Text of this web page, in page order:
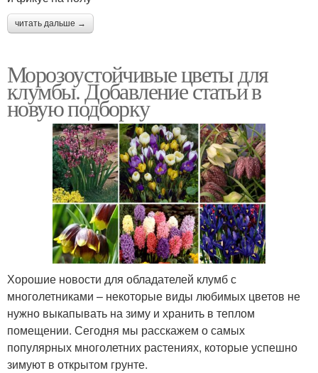
читать дальше →
Морозоустойчивые цветы для
клумбы. Добавление статьи в
новую подборку
Хорошие новости для обладателей клумб с
многолетниками – некоторые виды любимых цветов не
нужно выкапывать на зиму и хранить в теплом
помещении. Сегодня мы расскажем о самых
популярных многолетних растениях, которые успешно
зимуют в открытом грунте.